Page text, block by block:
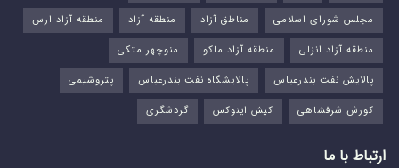
مجلس شورای اسلامی
مناطق آزاد منطقه آزاد
منطقه آزاد ارس
منطقه آزاد انزلی
منطقه آزاد ماکو
منوچهر متکی
پالایش نفت بندرعباس
پالایشگاه نفت بندرعباس
پتروشیمی
کورش شرفشاهی
کیش اینوکس گردشگری
ارتباط با ما